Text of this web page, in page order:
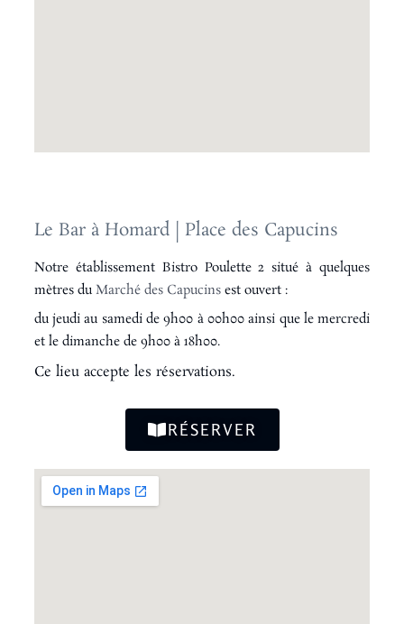
Le Bar à Homard | Place des Capucins
Notre établissement Bistro Poulette 2 situé à quelques
mètres du Marché des Capucins est ouvert :
du jeudi au samedi de 9h00 à 00h00ainsi que le mercredi
et le dimanche de 9h00 à 18h00.
Ce lieu accepte les réservations.
RÉSERVER